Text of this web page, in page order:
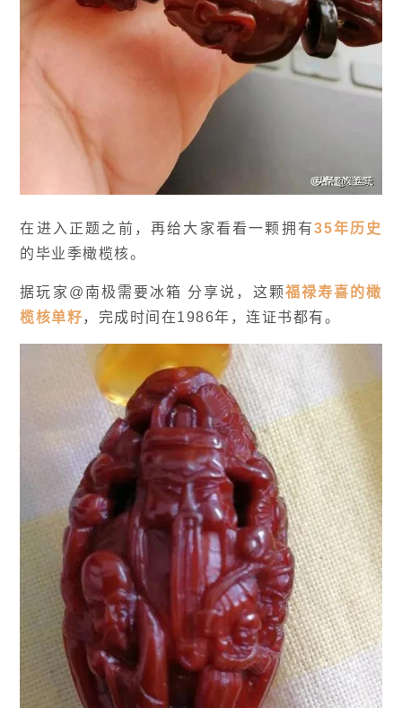
在进入正题之前，再给大家看看一颗拥有35年历史
的毕业季橄榄核。
据玩家@南极需要冰箱 分享说，这颗福禄寿喜的橄
榄核单籽，完成时间在1986年，连证书都有。